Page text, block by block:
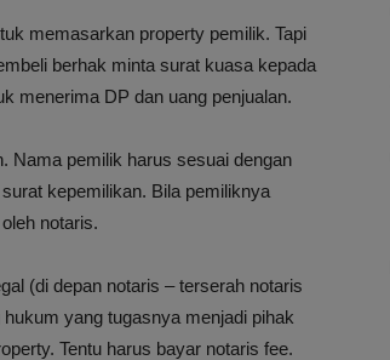
memasarkan property pemilik. Tapi
berhak minta surat kuasa kepada
menerima DP dan uang penjualan.
Nama pemilik harus sesuai dengan
kepemilikan. Bila pemiliknya
notaris.
(di depan notaris – terserah notaris
yang tugasnya menjadi pihak
Tentu harus bayar notaris fee.